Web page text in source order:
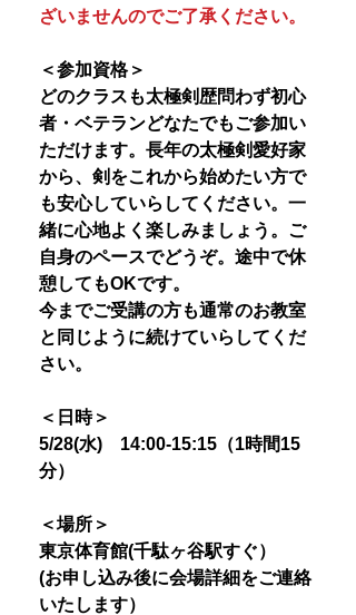
ざいませんのでご了承ください。
＜参加資格＞
どのクラスも太極剣歴問わず初心
者・ベテランどなたでもご参加い
ただけます。長年の太極剣愛好家
から、剣をこれから始めたい方で
も安心していらしてください。一
緒に心地よく楽しみましょう。ご
自身のペースでどうぞ。途中で休
憩してもOKです。
今までご受講の方も通常のお教室
と同じように続けていらしてくだ
さい。
＜日時＞
5/28(水) 14:00-15:15（1時間15
分）
＜場所＞
東京体育館(千駄ヶ谷駅すぐ）
(お申し込み後に会場詳細をご連絡
いたします）